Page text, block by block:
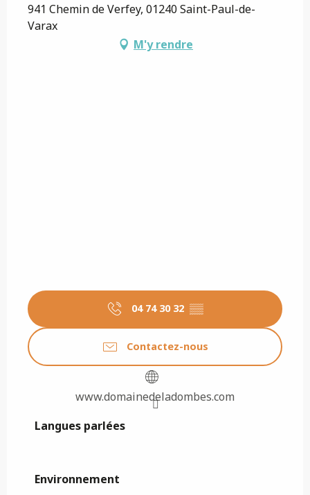
941 Chemin de Verfey, 01240 Saint-Paul-de-
Varax
M'y rendre
04 74 30 32 ▒▒
Contactez-nous
www.domainedeladombes.com
Langues parlées
Langues parlées
Environnement
Environnement